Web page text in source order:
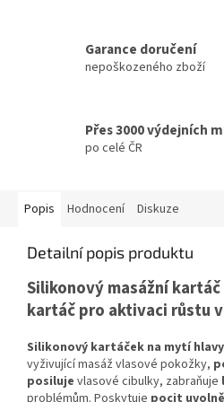
Garance doručení
nepoškozeného zboží
Přes 3000 výdejních
po celé ČR
Popis Hodnocení Diskuze
Detailní popis produktu
Silikonový masážní
kartáč pro aktivaci růstu
Silikonový kartáček na mytí hlavy
vyživující masáž vlasové pokožky,
posiluje vlasové cibulky, zabraňuje